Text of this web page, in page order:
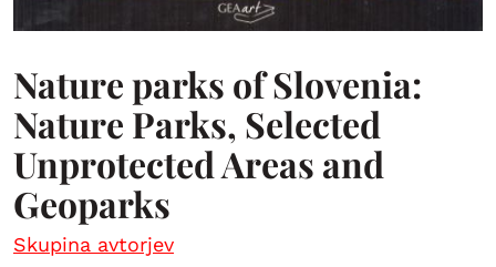
Nature parks of Slovenia:
Nature Parks, Selected
Unprotected Areas and
Geoparks
Skupina avtorjev